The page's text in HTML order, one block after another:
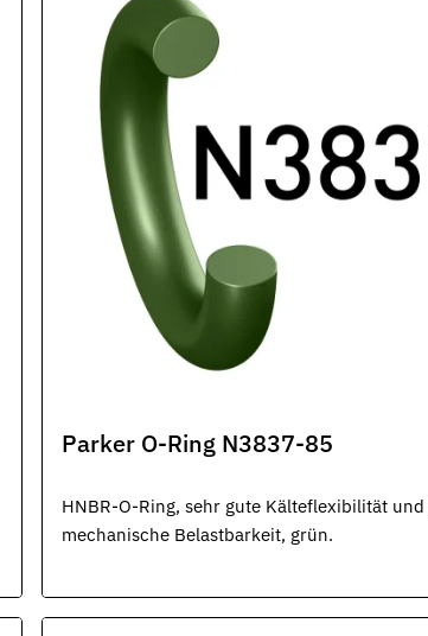
Parker O-Ring N3837-85
HNBR-O-Ring, sehr gute Kälteflexibilität und
mechanische Belastbarkeit, grün.